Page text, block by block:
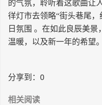
的气氛，聆听着这歌曲让
徉灯市去领略“街头巷尾
日氛围 。在如此良辰美景
温暖，以及新一年的希望。
分享到： 0
相关阅读